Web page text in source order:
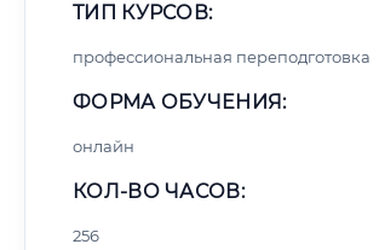
ТИП КУРСОВ:
профессиональная переподготовка
ФОРМА ОБУЧЕНИЯ:
онлайн
КОЛ-ВО ЧАСОВ:
256